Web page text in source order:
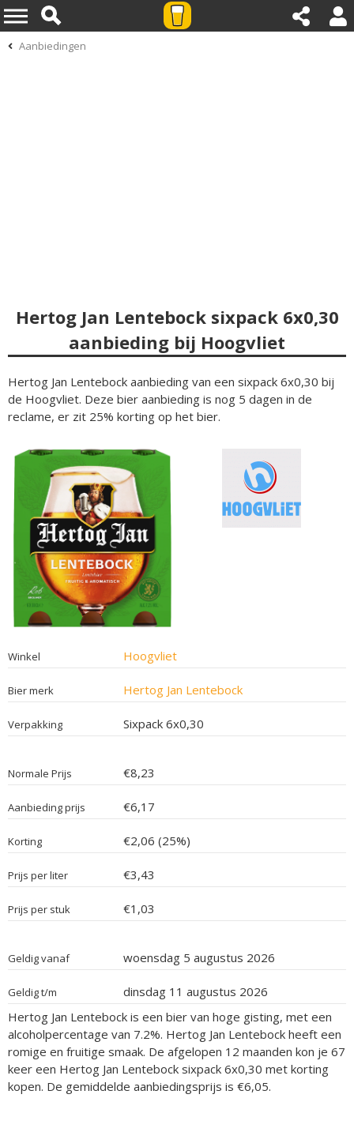
Aanbiedingen
Hertog Jan Lentebock sixpack 6x0,30
aanbieding bij Hoogvliet
Hertog Jan Lentebock aanbieding van een sixpack 6x0,30 bij
de Hoogvliet. Deze bier aanbieding is nog 5 dagen in de
reclame, er zit 25% korting op het bier.
Winkel Hoogvliet
Bier merk Hertog Jan Lentebock
Verpakking Sixpack 6x0,30
Normale Prijs €8,23
Aanbieding prijs €6,17
Korting €2,06 (25%)
Prijs per liter €3,43
Prijs per stuk €1,03
Geldig vanaf woensdag 5 augustus 2026
Geldig t/m
dinsdag 11 augustus 2026
Hertog Jan Lentebock is een bier van hoge gisting, met een
alcoholpercentage van 7.2%. Hertog Jan Lentebock heeft een
romige en fruitige smaak. De afgelopen 12 maanden kon je 67
keer een Hertog Jan Lentebock sixpack 6x0,30 met korting
kopen. De gemiddelde aanbiedingsprijs is €6,05.